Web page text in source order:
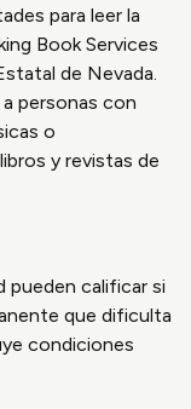
para leer la
Book Services
de Nevada.
personas con
o
y revistas de
pueden calificar si
que dificulta
condiciones